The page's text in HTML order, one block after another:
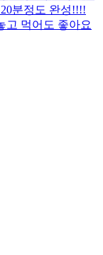
분정도 완성!!!!
고 먹어도 좋아요